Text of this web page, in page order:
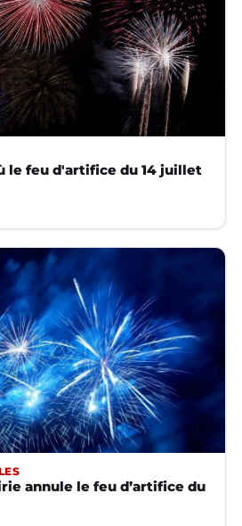
le feu d'artifice du 14 juillet
annule le feu d’artifice du